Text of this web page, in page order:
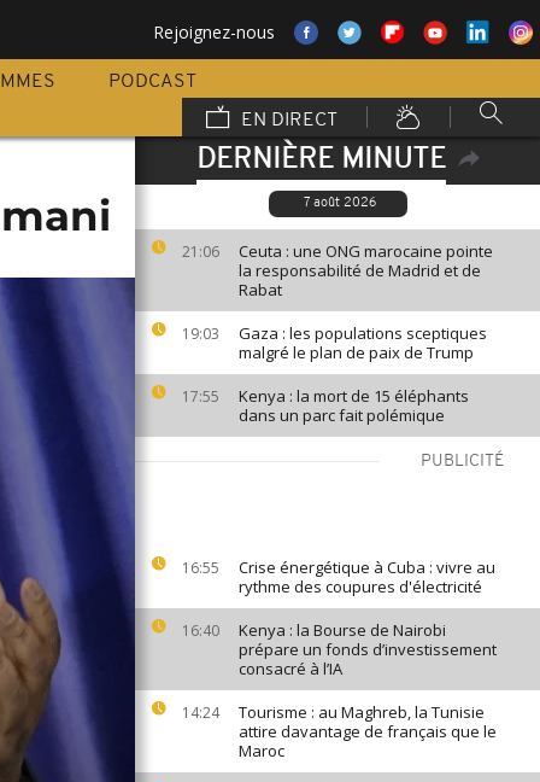
Rejoignez-nous
PODCAST
EN DIRECT
DERNIÈRE MINUTE
7 août 2026
21:06
Ceuta : une ONG marocaine pointe
la responsabilité de Madrid et de
Rabat
19:03
Gaza : les populations sceptiques
malgré le plan de paix de Trump
17:55
Kenya : la mort de 15 éléphants
dans un parc fait polémique
PUBLICITÉ
16:55
Crise énergétique à Cuba : vivre au
rythme des coupures d'électricité
16:40
Kenya : la Bourse de Nairobi
prépare un fonds d’investissement
consacré à l’IA
14:24
Tourisme : au Maghreb, la Tunisie
attire davantage de français que le
Maroc